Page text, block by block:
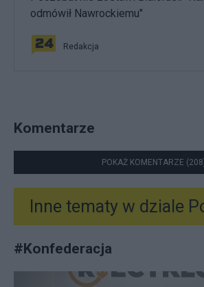
odmówił Nawrockiemu"
Redakcja
Komentarze
POKAŻ KOMENTARZE
Inne tematy w dziale
#Konfederacja